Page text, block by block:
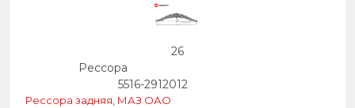
26
Рессора
5516-2912012
Рессора задняя, МАЗ ОАО